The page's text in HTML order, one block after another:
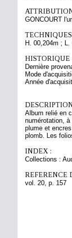
GONCOURT
H. 00,204m ; L.
HISTORIQUE
Dernière
Mode
Année
Album relié en
numérotation,
plume et
plomb. Les
INDEX :
Collections :
REFERENCE
vol. 20, p. 157